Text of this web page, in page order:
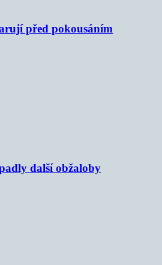
před pokousáním
další obžaloby